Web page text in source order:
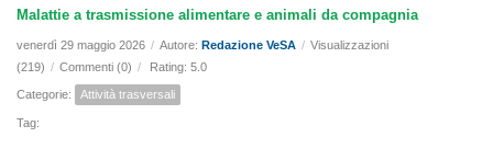
Malattie a trasmissione alimentare e animali da compagnia
venerdì 29 maggio 2026 / Autore: Redazione VeSA / Visualizzazioni
(219) / Commenti (0) / Rating: 5.0
Categorie: Attività trasversali
Tag: